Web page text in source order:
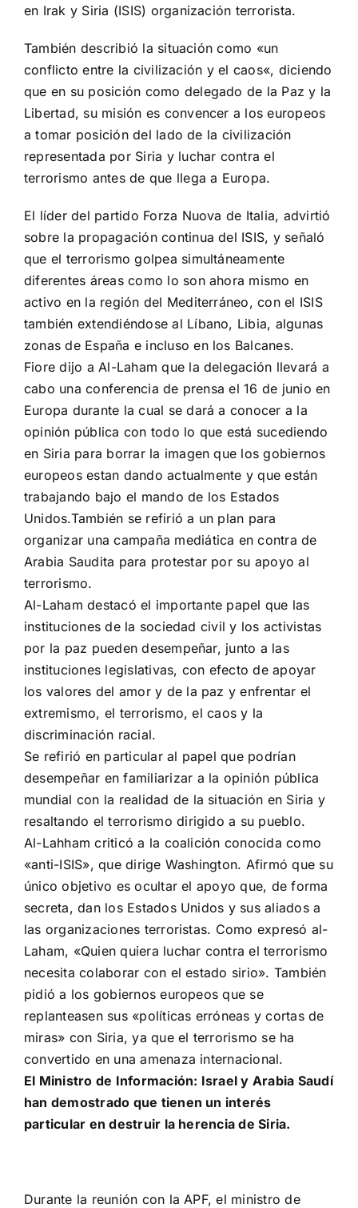
en Irak y Siria (ISIS) organización terrorista.
También describió la situación como «un
conflictoentre la civilización y el caos«, diciendo
que en su posición como delegado de la Paz y la
Libertad, su misión es convencer a los europeos
a tomar posicióndel lado de la civilización
representada por Siria y luchar contra el
terrorismo antes de que llega a Europa.
El líder del partido Forza Nuova de Italia, advirtió
sobre la propagación continua del ISIS, y señaló
que el terrorismo golpea simultáneamente
diferentes áreas como lo son ahora mismo en
activo en la región del Mediterráneo,con el ISIS
también extendiéndose al Líbano, Libia, algunas
zonas de España e incluso en los Balcanes.
Fiore dijo a Al-Lahamque la delegación llevará a
cabo una conferencia de prensa el 16 de junio en
Europa durante la cual se dará a conocer a la
opinión pública con todo lo que está sucediendo
en Siria para borrar la imagen que los gobiernos
europeos estan dandoactualmente y queestán
trabajando bajo el mando de los Estados
Unidos.También se refirió a un plan para
organizar una campaña mediática en contra de
Arabia Saudita para protestar por su apoyo al
terrorismo.
Al-Lahamdestacó el importante papel que las
instituciones de la sociedad civil y los activistas
por la paz pueden desempeñar, junto a las
instituciones legislativas, con efecto de apoyar
los valores del amor y de la paz y enfrentar el
extremismo, el terrorismo, el caosy la
discriminación racial.
Se refirió en particular al papel que podrían
desempeñar en familiarizar a la opinión pública
mundial con la realidad de la situación en Siria y
resaltando el terrorismo dirigido a su pueblo.
Al-Lahham criticó a la coalición conocida como
«anti-ISIS», que dirige Washington. Afirmó que su
único objetivo es ocultar el apoyo que, de forma
secreta, dan los Estados Unidos y sus aliados a
las organizaciones terroristas. Como expresó al-
Laham, «Quien quiera luchar contra el terrorismo
necesita colaborar con el estado sirio». También
pidió a los gobiernos europeos que se
replanteasen sus «políticas erróneas y cortas de
miras» con Siria, ya que el terrorismo se ha
convertido en una amenaza internacional.
El Ministro de Información: Israel y Arabia Saudí
han demostrado que tienen un interés
particular en destruir la herencia de Siria.
Durante la reunión con la APF,el ministro de